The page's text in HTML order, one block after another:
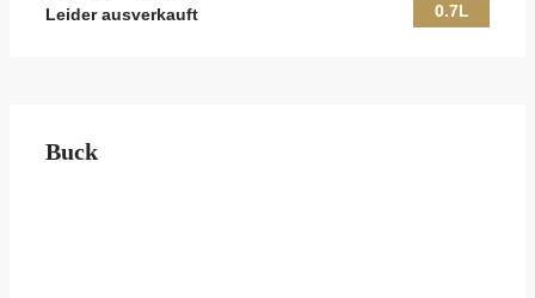
Leider ausverkauft
0.7L
Buck